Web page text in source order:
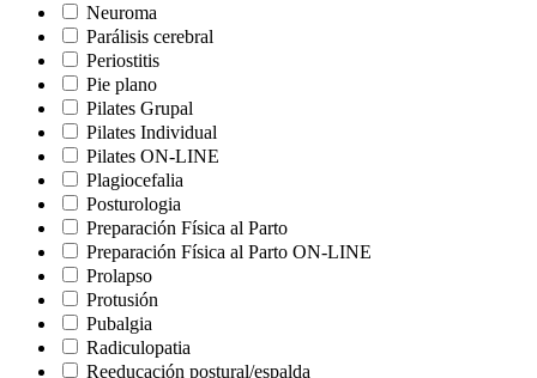
Neuroma
Parálisis cerebral
Periostitis
Pie plano
Pilates Grupal
Pilates Individual
Pilates ON-LINE
Plagiocefalia
Posturologia
Preparación Física al Parto
Preparación Física al Parto ON-LINE
Prolapso
Protusión
Pubalgia
Radiculopatia
Reeducación postural/espalda